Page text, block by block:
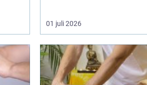
01 juli 2026